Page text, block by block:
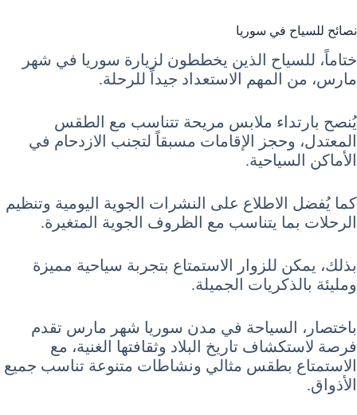
نصائح للسياح في سوريا
ختاماً، للسياح الذين يخططون لزيارة سوريا في شهر
مارس، من المهم الاستعداد جيداً للرحلة.
يُنصح بارتداء ملابس مريحة تتناسب مع الطقس
المعتدل، وحجز الإقامات مسبقاً لتجنب الازدحام في
الأماكن السياحية.
كما يُفضل الاطلاع على النشرات الجوية اليومية وتنظيم
الرحلات بما يتناسب مع الظروف الجوية المتغيرة.
بذلك، يمكن للزوار الاستمتاع بتجربة سياحية مميزة
ومليئة بالذكريات الجميلة.
باختصار، السياحة في مدن سوريا شهر مارس تقدم
فرصة لاستكشاف تاريخ البلاد وثقافتها الغنية، مع
الاستمتاع بطقس مثالي ونشاطات متنوعة تناسب جميع
الأذواق.